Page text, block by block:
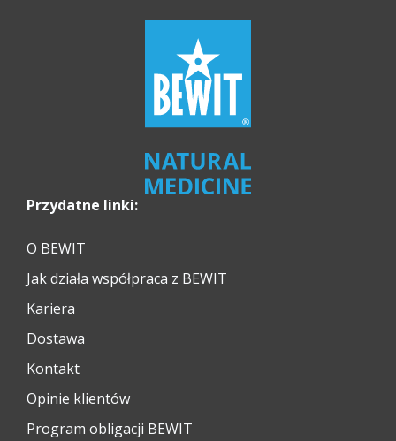
Przydatne linki:
O BEWIT
Jak działa współpraca z BEWIT
Kariera
Dostawa
Kontakt
Opinie klientów
Program obligacji BEWIT